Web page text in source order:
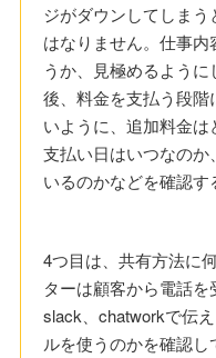
ジがダウンしてしま
はなりません。仕事
うか、見極めるよう
後、料金を支払う段
いように、追加料金は
支払い日はいつなの
いるのかなどを確認す
4つ目は、共有方法に
ターは顧客から電話
slack、chatworkで伝
ルを使うのかを確認